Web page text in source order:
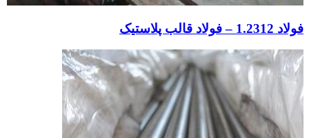
فولاد 1.2312 – فولاد قالب پلاستیک